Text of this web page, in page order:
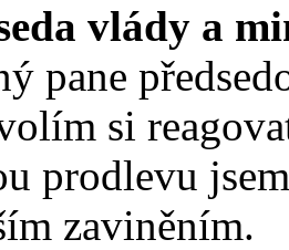
vlády a
pane
si
prodlevu
zaviněním.